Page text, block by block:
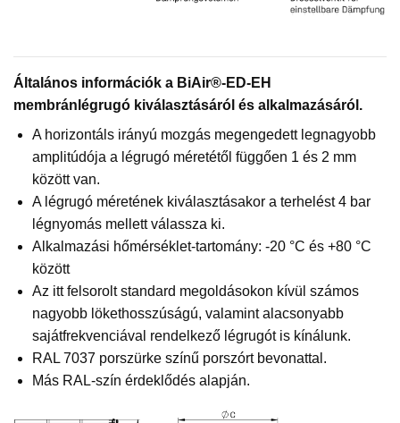
Általános információk a BiAir®-ED-EH
membránlégrugó kiválasztásáról és alkalmazásáról.
A horizontáls irányú mozgás megengedett legnagyobb
amplitúdója a légrugó méretétől függően 1 és 2 mm
között van.
A légrugó méretének kiválasztásakor a terhelést 4 bar
légnyomás mellett válassza ki.
Alkalmazási hőmérséklet-tartomány: -20 °C és +80 °C
között
Az itt felsorolt standard megoldásokon kívül számos
nagyobb lökethosszúságú, valamint alacsonyabb
sajátfrekvenciával rendelkező légrugót is kínálunk.
RAL 7037 porszürke színű porszórt bevonattal.
Más RAL-szín érdeklődés alapján.